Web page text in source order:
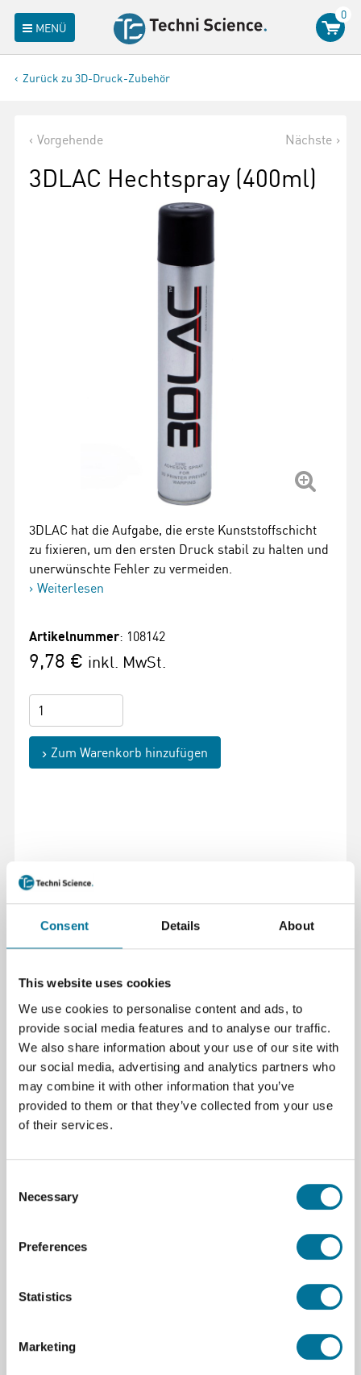
Consent Details About
This website uses cookies
We use cookies to personalise content and ads, to
provide social media features and to analyse our traffic.
We also share information about your use of our site with
our social media, advertising and analytics partners who
may combine it with other information that you’ve
provided to them or that they’ve collected from your use
of their services.
Selection
Necessary
Preferences
Statistics
Marketing
MENÜ
0
Zurück zu 3D-Druck-Zubehör
Vorgehende Nächste
3DLAC Hechtspray (400ml)
3DLAC hat die Aufgabe, die erste Kunststoffschicht
zu fixieren, um den ersten Druck stabil zu halten und
unerwünschte Fehler zu vermeiden.
Weiterlesen
Artikelnummer: 108142
9,78 € inkl. MwSt.
Zum Warenkorb hinzufügen
Seite drucken
Beschreibung
3DLAC hat die Aufgabe, die erste Kunststoffschicht
unerwünschte Fehler zu vermeiden. 3DLAC ist der
perfekte Fixierer! wegen seiner Kostenersparnis und
einfachen Anwendung. Ein leichtes Aufsprühen von
3DLAC auf die Oberfläche reicht aus, um die erste
Kunststoffschicht vollständig auf dem Substrat zu
halten. Dank der Eigenschaften von 3DLAC sitzt der
extrudierte Kunststoff fest, solange der Untergrund
heiß ist. Sobald das gedruckte Teil kalt wird, kann es
entfernt werden.
Volume (ml)